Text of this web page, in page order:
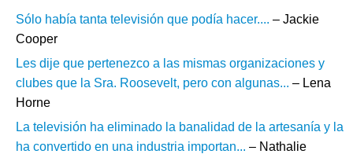
Sólo había tanta televisión que podía hacer.... – Jackie
Cooper
Les dije que pertenezco a las mismas organizaciones y
clubes que la Sra. Roosevelt, pero con algunas... – Lena
Horne
La televisión ha eliminado la banalidad de la artesanía y la
ha convertido en una industria importan... – Nathalie